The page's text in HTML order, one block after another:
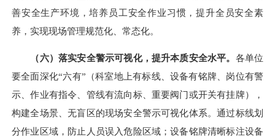
善安全生产环境，培养员工安全作业习惯，提升全员安全素
养，实现现场管理规范化、常态化。
（六）落实安全警示可视化，提升本质安全水平。 各单位
要全面深化“六有”（科室地上有标线、设备有铭牌、岗位有警
示、作业有指令、管线有流向标、重要阀门或开关有挂牌），
构建全场景、无盲区的现场安全警示可视化体系。通过标线划
分作业区域，防止人员误入危险区域；设备铭牌清晰标注设备